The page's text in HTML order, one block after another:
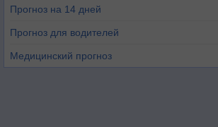
Прогноз на 14 дней
Прогноз для водителей
Медицинский прогноз